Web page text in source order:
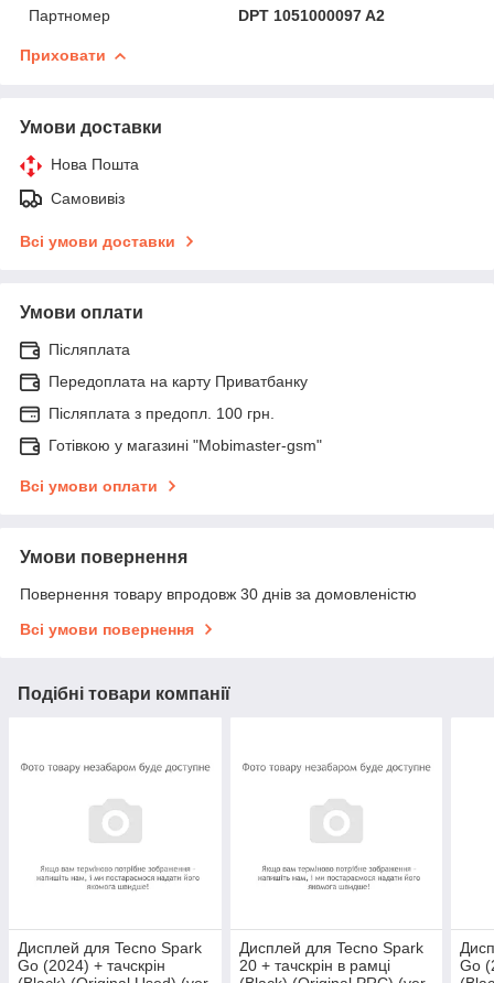
Партномер
DPT 1051000097 A2
Приховати
Умови доставки
Нова Пошта
Самовивіз
Всі умови доставки
Умови оплати
Післяплата
Передоплата на карту Приватбанку
Післяплата з предопл. 100 грн.
Готівкою у магазині "Mobimaster-gsm"
Всі умови оплати
Умови повернення
Повернення товару впродовж 30 днів за домовленістю
Всі умови повернення
Подібні товари компанії
Дисплей для Tecno Spark
Go (2024) + тачскрін
Дисплей для Tecno Spark
20 + тачскрін в рамці
Go